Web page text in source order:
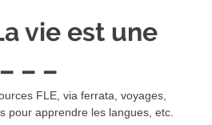
vie est une
– –
FLE, via ferrata, voyages,
pour apprendre les langues, etc.